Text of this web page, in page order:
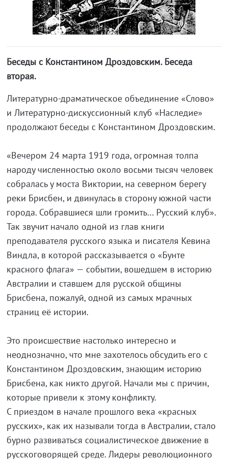
Беседы с Константином Дроздовским. Беседа
вторая.
Литературно-драматическое объединение «Слово»
и Литературно-дискуссионный клуб «Наследие»
продолжают беседы с Константином Дроздовским.
«Вечером 24 марта 1919 года, огромная толпа
народу численностью около восьми тысяч человек
собралась у моста Виктории, на северном берегу
реки Брисбен, и двинулась в сторону южной части
города. Собравшиеся шли громить… Русский клуб».
Так звучит начало одной из глав книги
преподавателя русского языка и писателя Кевина
Виндла, в которой рассказывается о «Бунте
красного флага» — событии, вошедшем в историю
Австралии и ставшем для русской общины
Брисбена, пожалуй, одной из самых мрачных
страниц её истории.
Это происшествие настолько интересно и
неоднозначно, что мне захотелось обсудить его с
Константином Дроздовским, знающим историю
Брисбена, как никто другой. Начали мы с причин,
которые привели к этому конфликту.
С приездом в начале прошлого века «красных
русских», как их называли тогда в Австралии, стало
бурно развиваться социалистическое движение в
русскоговорящей среде. Лидеры революционного